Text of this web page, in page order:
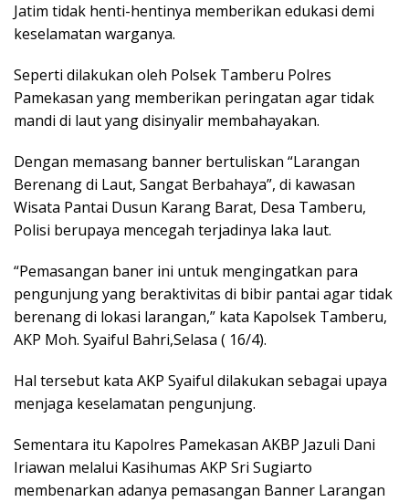
Jatim tidak henti-hentinya memberikan edukasi demi
keselamatan warganya.
Seperti dilakukan oleh Polsek Tamberu Polres
Pamekasan yang memberikan peringatan agar tidak
mandi di laut yang disinyalir membahayakan.
Dengan memasang banner bertuliskan “Larangan
Berenang di Laut, Sangat Berbahaya”, di kawasan
Wisata Pantai Dusun Karang Barat, Desa Tamberu,
Polisi berupaya mencegah terjadinya laka laut.
“Pemasangan baner ini untuk mengingatkan para
pengunjung yang beraktivitas di bibir pantai agar tidak
berenang di lokasi larangan,” kata Kapolsek Tamberu,
AKP Moh. Syaiful Bahri,Selasa ( 16/4).
Hal tersebut kata AKP Syaiful dilakukan sebagai upaya
menjaga keselamatan pengunjung.
Sementara itu Kapolres Pamekasan AKBP Jazuli Dani
Iriawan melalui Kasihumas AKP Sri Sugiarto
membenarkan adanya pemasangan Banner Larangan